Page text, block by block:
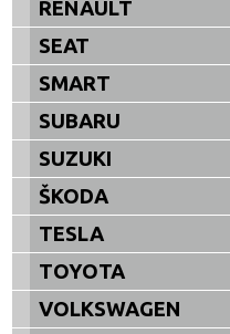
RENAULT
SEAT
SMART
SUBARU
SUZUKI
ŠKODA
TESLA
TOYOTA
VOLKSWAGEN